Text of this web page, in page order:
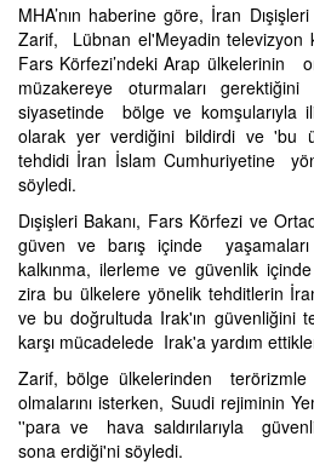
MHA’nın haberine göre, İran
Zarif, Lübnan el'Meyadin televizyon
Fars Körfezi’ndeki Arap ülkelerinin
müzakereye oturmaları
siyasetinde bölge ve komşularıyla
olarak yer verdiğini bildirdi ve 'bu
tehdidi İran İslam Cumhuriyetine
söyledi.
Dışişleri Bakanı, Fars Körfezi ve
güven ve barış içinde
kalkınma, ilerleme ve güvenlik
zira bu ülkelere yönelik tehditlerin
ve bu doğrultuda Irak'ın güvenliğini
karşı mücadelede Irak'a yardım
Zarif, bölge ülkelerinden terörizmle
olmalarını isterken, Suudi rejiminin
''para ve hava saldırılarıyla
sona erdiği'ni söyledi.